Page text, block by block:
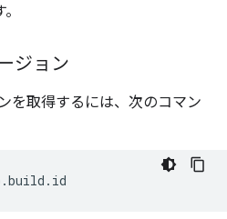
ジョン
を取得するには、次のコマン